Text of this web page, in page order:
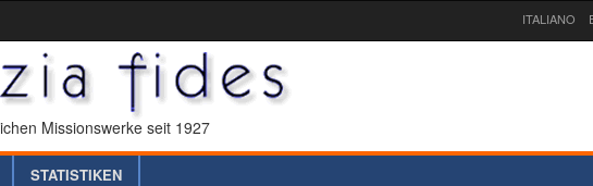
ITALIANO
Missionswerke seit 1927
STATISTIKEN